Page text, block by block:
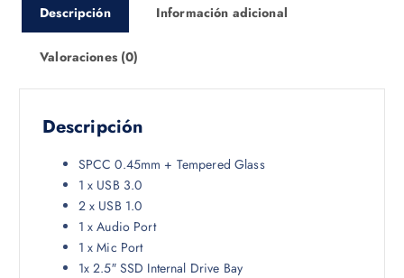
Descripción Información adicional
Valoraciones (0)
Descripción
SPCC 0.45mm + Tempered Glass
1 x USB 3.0
2 x USB 1.0
1 x Audio Port
1 x Mic Port
1x 2.5″ SSD Internal Drive Bay